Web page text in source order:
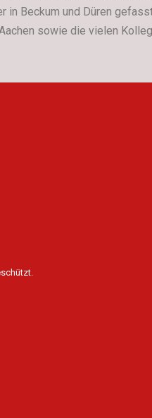
in Beckum und Düren
sowie die vielen